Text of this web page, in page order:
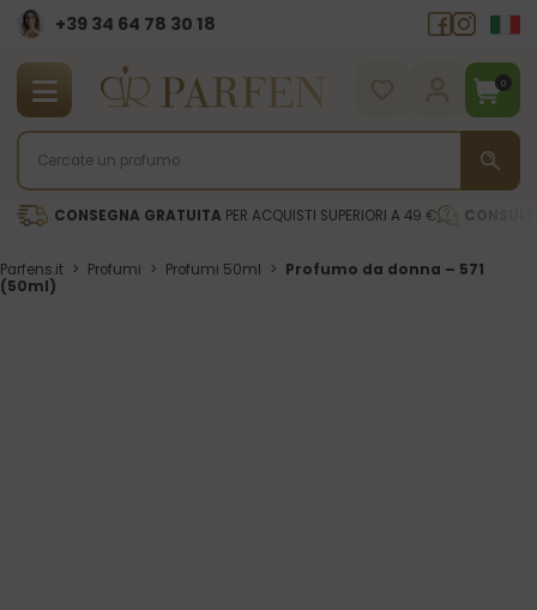
+39 34 64 78 30 18
0
CONSEGNA GRATUITA PER ACQUISTI SUPERIORI A 49 €
Parfens.it > Profumi > Profumi 50ml > Profumo da donna – 571
(50ml)